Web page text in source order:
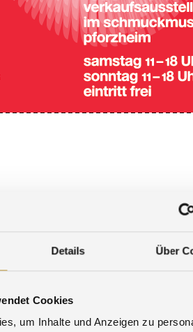
Details Über
Cookies
um Inhalte und Anzeigen zu
Nachricht vom 9. Juni 2016